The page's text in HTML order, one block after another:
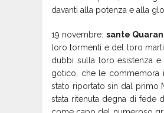
davanti alla potenza e alla
19 novembre: sante
loro tormenti e del loro
dubbi sulla loro esistenza
gotico, che le commemora
stato riportato sin dal primo
stata ritenuta degna di fede